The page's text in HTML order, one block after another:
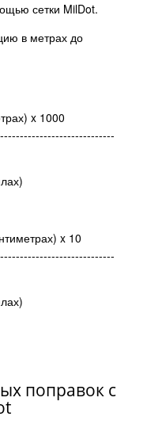
сетки MilDot.
в метрах до
x 1000
x 10
поправок с